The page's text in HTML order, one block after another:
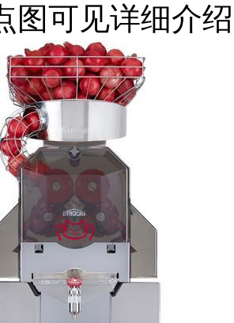
图可见详细介绍